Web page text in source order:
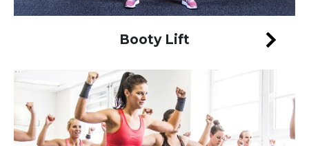
Booty Lift